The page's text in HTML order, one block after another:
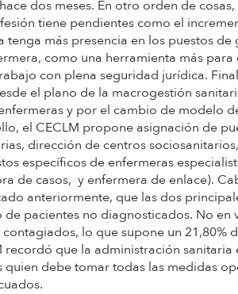
dos meses. En otro orden de
tiene pendientes como el
tenga más presencia en los puestos
como una herramienta más
con plena seguridad jurídica.
el plano de la macrogestión
y por el cambio de modelo
el CECLM propone asignación de
dirección de centros
específicos de enfermeras
de casos, y enfermera de enlace).
anteriormente, que las dos
de pacientes no diagnosticados. No
contagiados, lo que supone un
recordó que la administración
quien debe tomar todas las medidas